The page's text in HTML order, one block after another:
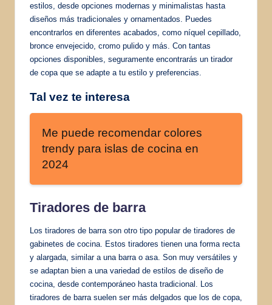
estilos, desde opciones modernas y minimalistas hasta
diseños más tradicionales y ornamentados. Puedes
encontrarlos en diferentes acabados, como níquel cepillado,
bronce envejecido, cromo pulido y más. Con tantas
opciones disponibles, seguramente encontrarás un tirador
de copa que se adapte a tu estilo y preferencias.
Tal vez te interesa
Me puede recomendar colores
trendy para islas de cocina en
2024
Tiradores de barra
Los tiradores de barra son otro tipo popular de tiradores de
gabinetes de cocina. Estos tiradores tienen una forma recta
y alargada, similar a una barra o asa. Son muy versátiles y
se adaptan bien a una variedad de estilos de diseño de
cocina, desde contemporáneo hasta tradicional. Los
tiradores de barra suelen ser más delgados que los de copa,